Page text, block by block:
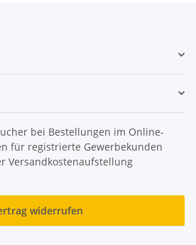
bei Bestellungen im Online-
für registrierte Gewerbekunden
Versandkostenaufstellung
widerrufen